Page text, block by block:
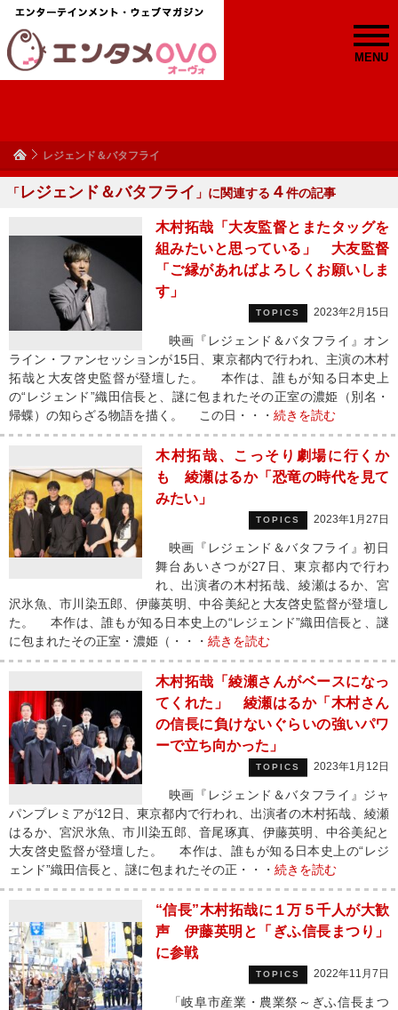
MENU
レジェンド＆バタフライ
「レジェンド＆バタフライ 」に関連する ４件の記事
木村拓哉「大友監督とまたタッグを
組みたいと思っている」 大友監督
「ご縁があればよろしくお願いしま
す」
TOPICS 2023年2月15日
映画『レジェンド＆バタフライ』オン
ライン・ファンセッションが15日、東京都内で行われ、主演の木村
拓哉と大友啓史監督が登壇した。 本作は、誰もが知る日本史上
の“レジェンド”織田信長と、謎に包まれたその正室の濃姫（別名・
帰蝶）の知らざる物語を描く。 この日・・・ 続きを読む
木村拓哉、こっそり劇場に行くか
も 綾瀬はるか「恐竜の時代を見て
みたい」
TOPICS 2023年1月27日
映画『レジェンド＆バタフライ』初日
舞台あいさつが27日、東京都内で行わ
れ、出演者の木村拓哉、綾瀬はるか、宮
沢氷魚、市川染五郎、伊藤英明、中谷美紀と大友啓史監督が登壇し
た。 本作は、誰もが知る日本史上の“レジェンド”織田信長と、謎
に包まれたその正室・濃姫（・・・ 続きを読む
木村拓哉「綾瀬さんがベースになっ
てくれた」 綾瀬はるか「木村さん
の信長に負けないぐらいの強いパワ
ーで立ち向かった」
TOPICS 2023年1月12日
映画『レジェンド＆バタフライ』ジャ
パンプレミアが12日、東京都内で行われ、出演者の木村拓哉、綾瀬
はるか、宮沢氷魚、市川染五郎、音尾琢真、伊藤英明、中谷美紀と
大友啓史監督が登壇した。 本作は、誰もが知る日本史上の“レジ
ェンド”織田信長と、謎に包まれたその正・・・ 続きを読む
“信長”木村拓哉に１万５千人が大歓
声 伊藤英明と「ぎふ信長まつり」
に参戦
TOPICS 2022年11月7日
「岐阜市産業・農業祭～ぎふ信長まつ